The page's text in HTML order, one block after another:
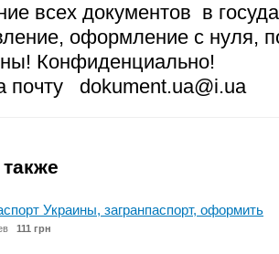
всех документов в
оформление с нуля,
Конфиденциально!
почту dokument.ua@i.ua
Украины, загранпаспорт, оформить
111 грн